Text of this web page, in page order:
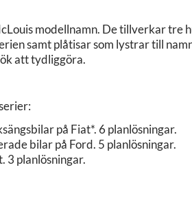
modellnamn. De tillverkar tre
samt plåtisar som lystrar till
att tydliggöra.
på Fiat*. 6 planlösningar.
bilar på Ford. 5 planlösningar.
3 planlösningar.